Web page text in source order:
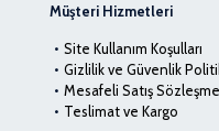
Müşteri Hizmetleri
Site Kullanım Koşulları
Gizlilik ve Güvenlik
Mesafeli Satış
Teslimat ve Kargo